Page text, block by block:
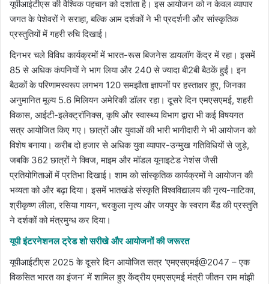
यूपीआईटीएस की वैश्विक पहचान को दर्शाता है। इस आयोजन को न केवल व्यापार
जगत के पेशेवरों ने सराहा, बल्कि आम दर्शकों ने भी प्रदर्शनी और सांस्कृतिक
प्रस्तुतियों में गहरी रुचि दिखाई।
दिनभर चले विविध कार्यक्रमों में भारत-रूस बिजनेस डायलॉग केंद्र में रहा। इसमें
85 से अधिक कंपनियों ने भाग लिया और 240 से ज्यादा बी2बी बैठकें हुईं। इन
बैठकों के परिणामस्वरूप लगभग 120 समझौता ज्ञापनों पर हस्ताक्षर हुए, जिनका
अनुमानित मूल्य 5.6 मिलियन अमेरिकी डॉलर रहा। दूसरे दिन एमएसएमई, शहरी
विकास, आईटी-इलेक्ट्रॉनिक्स, कृषि और स्वास्थ्य विभाग द्वारा भी कई विषयगत
सत्र आयोजित किए गए। छात्रों और युवाओं की भारी भागीदारी ने भी आयोजन को
विशेष बनाया। करीब दो हजार से अधिक युवा व्यापार-उन्मुख गतिविधियों से जुड़े,
जबकि 362 छात्रों ने क्विज, माइम और मॉडल यूनाइटेड नेशंस जैसी
प्रतियोगिताओं में प्रतिभा दिखाई। शाम को सांस्कृतिक कार्यक्रमों ने आयोजन की
भव्यता को और बढ़ा दिया। इसमें भातखंडे संस्कृति विश्वविद्यालय की नृत्य-नाटिका,
श्रीकृष्ण लीला, रसिया गायन, चरकुला नृत्य और जयपुर के स्वराग बैंड की प्रस्तुति
ने दर्शकों को मंत्रमुग्ध कर दिया।
यूपी इंटरनेशनल ट्रेड शो सरीखे और आयोजनों की जरूरत
यूपीआईटीएस 2025 के दूसरे दिन आयोजित सत्र ‘एमएसएमई@2047 – एक
विकसित भारत का इंजन’ में शामिल हुए केंद्रीय एमएसएमई मंत्री जीतन राम मांझी